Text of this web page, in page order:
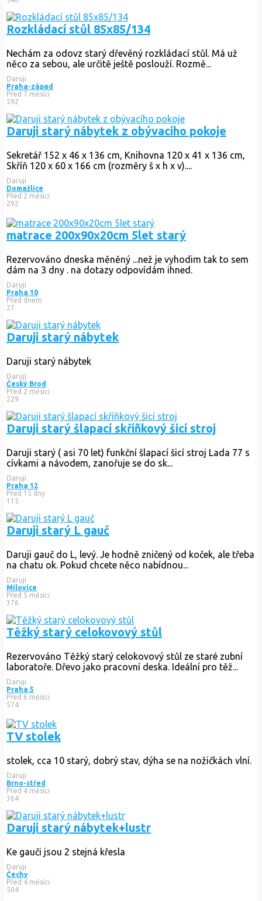
Rozkládací stůl 85x85/134
Nechám za odovz starý dřevěný rozkládací stůl. Má už
něco za sebou, ale určitě ještě poslouží. Rozmě...
Daruji
Praha-západ
Před 7 měsíci
592
Daruji starý nábytek z obývacího pokoje
Sekretář 152 x 46 x 136 cm, Knihovna 120 x 41 x 136 cm,
Skříň 120 x 60 x 166 cm (rozměry š x h x v)....
Daruji
Domažlice
Před 2 měsíci
292
matrace 200x90x20cm 5let starý
Rezervováno dneska měněný ...než je vyhodim tak to sem
dám na 3 dny . na dotazy odpovídám ihned.
Daruji
Praha 10
Před dnem
27
Daruji starý nábytek
Daruji starý nábytek
Daruji
Český Brod
Před 2 měsíci
229
Daruji starý šlapací skříñkový šicí stroj
Daruji starý ( asi 70 let) funkční šlapací šicí stroj Lada 77 s
cívkami a návodem, zanořuje se do sk...
Daruji
Praha 12
Před 15 dny
115
Daruji starý L gauč
Daruji gauč do L, levý. Je hodně zničený od koček, ale třeba
na chatu ok. Pokud chcete něco nabídnou...
Daruji
Milovice
Před 5 měsíci
376
Těžký starý celokovový stůl
Rezervováno Těžký starý celokovový stůl ze staré zubní
laboratoře. Dřevo jako pracovní deska. Ideální pro těž...
Daruji
Praha 5
Před 6 měsíci
574
TV stolek
stolek, cca 10 starý, dobrý stav, dýha se na nožičkách vlní.
Daruji
Brno-střed
Před 4 měsíci
364
Daruji starý nábytek+lustr
Ke gauči jsou 2 stejná křesla
Daruji
Čechy
Před 4 měsíci
504